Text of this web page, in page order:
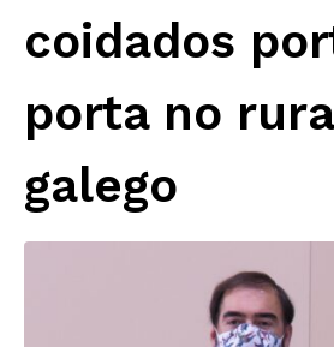
coidados
porta no
galego